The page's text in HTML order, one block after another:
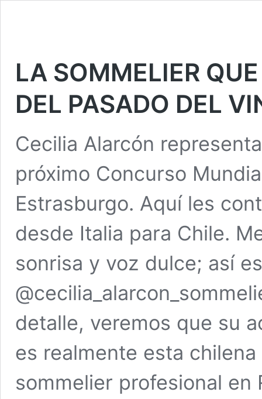
LA SOMMELIER
DEL PASADO DEL
Cecilia Alarcón
próximo Concurso
Estrasburgo. Aquí les
desde Italia para Chile.
sonrisa y voz dulce; así
detalle, veremos que su
es realmente esta
sommelier profesional en